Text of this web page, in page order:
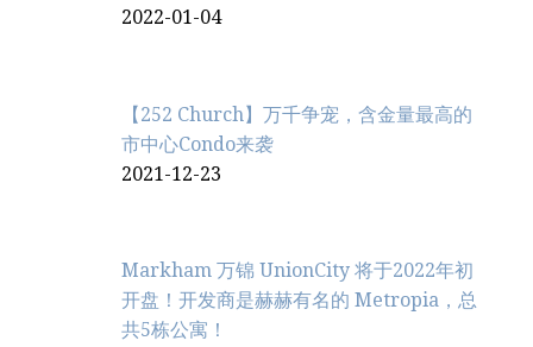
2022-01-04
【252 Church】万千争宠，含金量最高的
市中心Condo来袭
2021-12-23
Markham 万锦 UnionCity 将于2022年初
开盘！开发商是赫赫有名的 Metropia，总
共5栋公寓！